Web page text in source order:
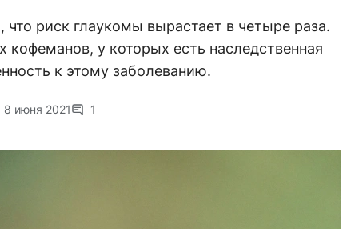
риск глаукомы вырастает в четыре раза.
кофеманов, у которых есть наследственная
к этому заболеванию.
8 июня 2021 1